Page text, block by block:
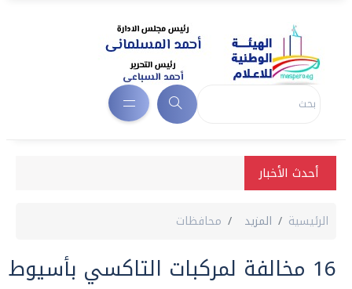
أحدث الأخبار
الرئيسية المزيد محافظات
16 مخالفة لمركبات التاكسي بأسيوط خلال يومين من تطبيق التعريفة الجديدة